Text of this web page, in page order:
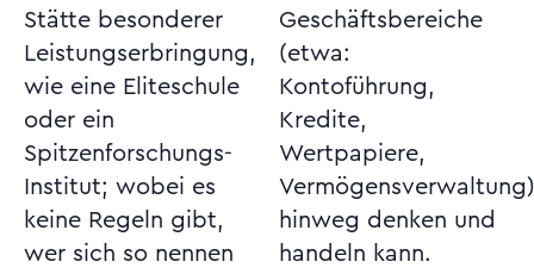
Stätte besonderer
Leistungserbringung,
wie eine Eliteschule
oder ein
Spitzenforschungs-
Institut; wobei es
keine Regeln gibt,
wer sich so nennen
Geschäftsbereiche
(etwa:
Kontoführung,
Kredite,
Wertpapiere,
Vermögensverwaltung)
hinweg denken und
handeln kann.